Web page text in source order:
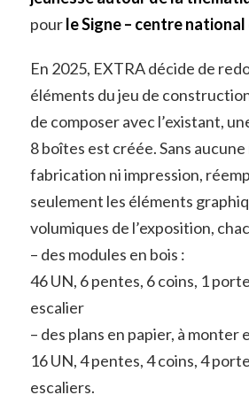
pour le Signe – centre
En 2025, EXTRA décide de
éléments du jeu de
de composer avec l’existant,
8 boîtes est créée. Sans
fabrication ni impression,
seulement les éléments
volumiques de l’exposition,
– des modules en bois :
46 UN, 6 pentes, 6 coins, 1
escalier
– des plans en papier, à monter
16 UN, 4 pentes, 4 coins, 4
escaliers.